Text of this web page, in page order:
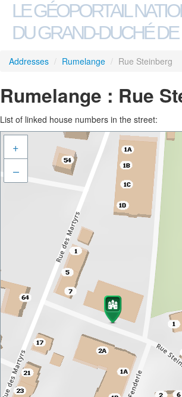
LE GÉOPORTAIL
DU GRAND-DUCHÉ
Addresses / Rumelange / Rue Steinberg
Rumelange : Rue
List of linked house numbers in the street:
+
–